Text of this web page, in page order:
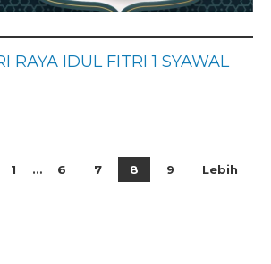
RAYA IDUL FITRI 1 SYAWAL
1 … 6 7 8 9
Lebih